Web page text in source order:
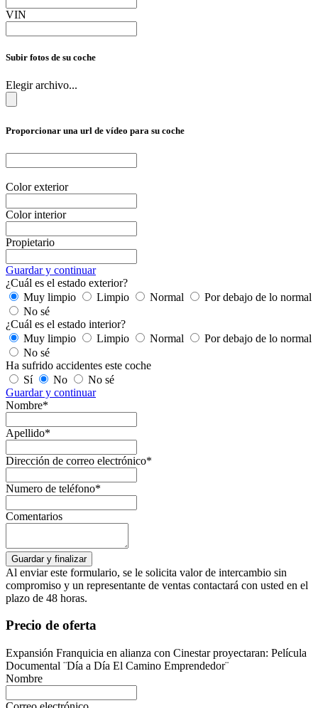
VIN
Subir fotos de su coche
Elegir archivo...
Proporcionar una url de vídeo para su coche
Color exterior
Color interior
Propietario
Guardar y continuar
¿Cuál es el estado exterior?
Muy limpio
Limpio Normal
Por debajo de lo normal
No sé
¿Cuál es el estado interior?
Muy limpio
Limpio Normal
Por debajo de lo normal
No sé
Ha sufrido accidentes este coche
Sí
No
No sé
Guardar y continuar
Nombre*
Apellido*
Dirección de correo electrónico*
Numero de teléfono*
Comentarios
Al enviar este formulario, se le solicita valor de intercambio sin
compromiso y un representante de ventas contactará con usted en el
plazo de 48 horas.
Precio de oferta
Expansión Franquicia en alianza con Cinestar proyectaran: Película
Documental ¨Día a Día El Camino Emprendedor¨
Nombre